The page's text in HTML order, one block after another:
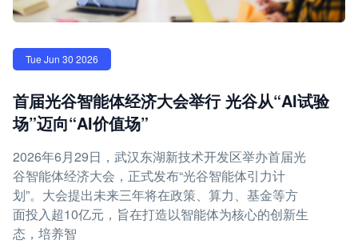
Tue Jun 30 2026
首届光谷智能体经济大会举行 光谷从“AI试验
场”迈向“AI价值场”
2026年6月29日，武汉东湖新技术开发区举办首届光
谷智能体经济大会，正式发布“光谷智能体引力计
划”。大会提出未来三年将在政策、算力、基金等方
面投入超10亿元，旨在打造以智能体为核心的创新生
态，培养智